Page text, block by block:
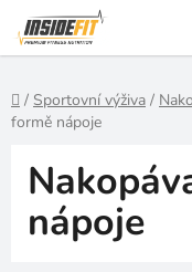
Přejít
na
obsah
Domů
/ Sportovní výživa /
formě nápoje
nápoje